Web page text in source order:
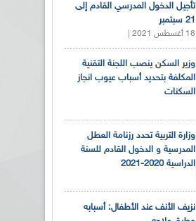
تأجيل الدخول المدرسي القادم إلى
21 سبتمبر
18 أغسطس 2021 |
وزير السكن ينصب اللجنة التقنية
المكلفة بتحديد أسباب عيوب انجاز
السكنات
وزارة التربية تحدد رزنامة العطل
المدرسية و الدخول القادم للسنة
الدراسية 2020-2021
نزيف الأنف عند الأطفال: أسبابه